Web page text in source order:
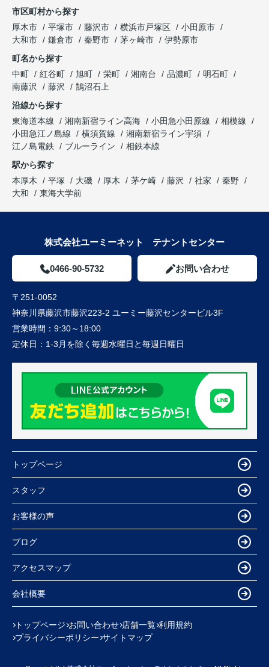
市区町村から探す
厚木市
平塚市 藤沢市 横浜市戸塚区
小田原市
大和市
鎌倉市 秦野市 茅ヶ崎市
伊勢原市
町名から探す
中町
紅谷町 旭町 栄町 湘南台 品濃町
明石町
南藤沢
藤沢
鵠沼石上
沿線から探す
東海道本線
湘南新宿ライン高海 小田急小田原線
相模線
小田急江ノ島線
横須賀線
湘南新宿ライン宇須
江ノ島電鉄
ブルーライン
相鉄本線
駅から探す
本厚木
平塚 大磯 厚木 茅ケ崎 藤沢 社家
秦野
大和
東海大学前
株式会社ユーミーネット テナントセンター
0466-90-5732 お問い合わせ
〒251-0052
神奈川県藤沢市藤沢223-2 ユーミー藤沢センタービル3F
営業時間： 9:30～18:00
定休日： 1-3月を除く毎週水曜日と毎週日曜日
トップページ
スタッフ
お客様の声
ブログ
アクセスマップ
会社概要
トップページ お問い合わせ 店舗一覧 利用規約
プライバシーポリシー サイトマップ